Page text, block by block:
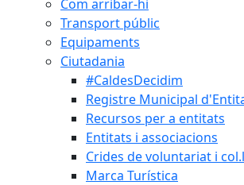
Com arribar-hi
Transport públic
Equipaments
Ciutadania
#CaldesDecidim
Registre Municipal
Recursos per a entitats
Entitats i associacions
Crides de voluntariat i
Marca Turística